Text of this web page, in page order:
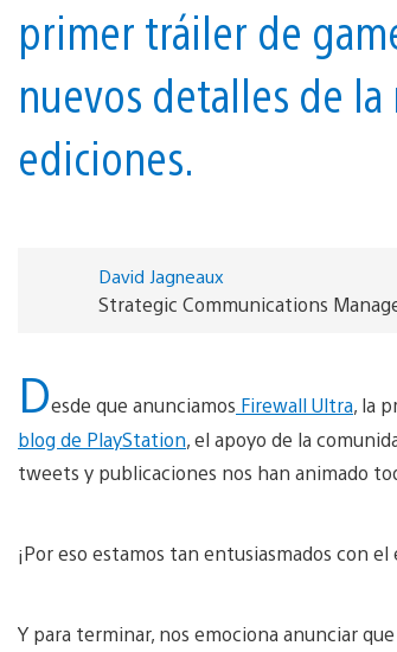
primer tráiler de
nuevos detalles de
ediciones.
David Jagneaux
Strategic Communications
Desde que anunciamos Firewall Ultra, la
blog de PlayStation, el apoyo de la
tweets y publicaciones nos han animado
¡Por eso estamos tan entusiasmados con
Y para terminar, nos emociona anunciar